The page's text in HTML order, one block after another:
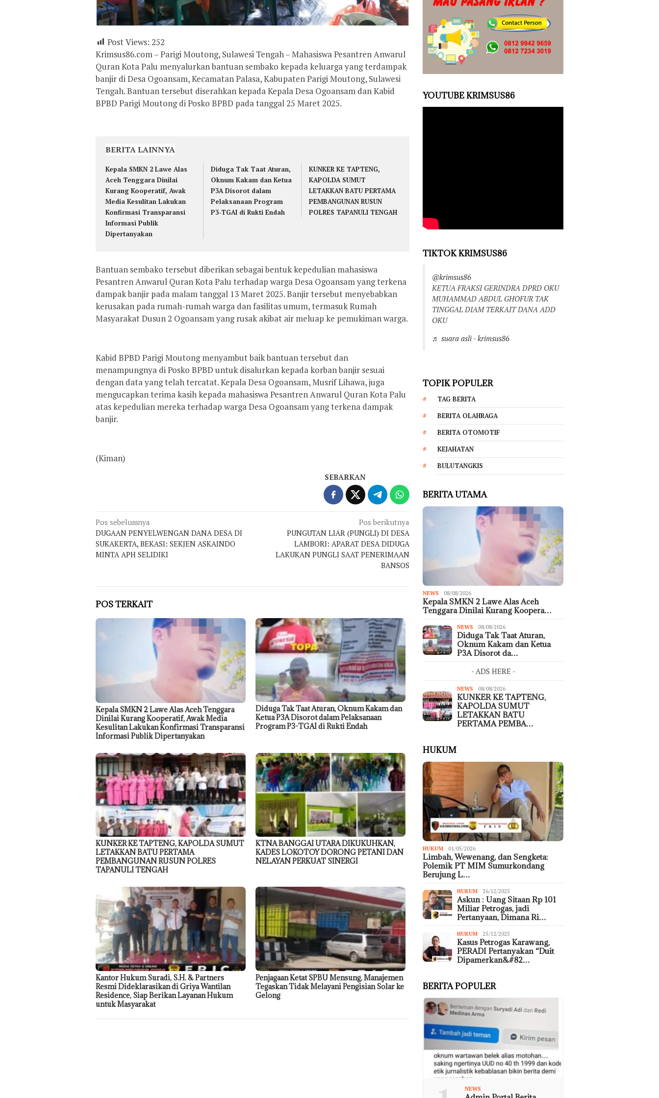
Post Views: 252
Krimsus86.com – Parigi Moutong, Sulawesi Tengah – Mahasiswa Pesantren Anwarul
Quran Kota Palu menyalurkan bantuan sembako kepada keluarga yang terdampak
banjir di Desa Ogoansam, Kecamatan Palasa, Kabupaten Parigi Moutong, Sulawesi
Tengah. Bantuan tersebut diserahkan kepada Kepala Desa Ogoansam dan Kabid
BPBD Parigi Moutong di Posko BPBD pada tanggal 25 Maret 2025.
BERITA LAINNYA
Kepala SMKN 2 Lawe Alas
Aceh Tenggara Dinilai
Kurang Kooperatif, Awak
Media Kesulitan Lakukan
Konfirmasi Transparansi
Informasi Publik
Dipertanyakan
Diduga Tak Taat Aturan,
Oknum Kakam dan Ketua
P3A Disorot dalam
Pelaksanaan Program
P3-TGAI di Rukti Endah
KUNKER KE TAPTENG,
KAPOLDA SUMUT
LETAKKAN BATU PERTAMA
PEMBANGUNAN RUSUN
POLRES TAPANULI TENGAH
Bantuan sembako tersebut diberikan sebagai bentuk kepedulian mahasiswa
Pesantren Anwarul Quran Kota Palu terhadap warga Desa Ogoansam yang terkena
dampak banjir pada malam tanggal 13 Maret 2025. Banjir tersebut menyebabkan
kerusakan pada rumah-rumah warga dan fasilitas umum, termasuk Rumah
Masyarakat Dusun 2 Ogoansam yang rusak akibat air meluap ke pemukiman warga.
Kabid BPBD Parigi Moutong menyambut baik bantuan tersebut dan
menampungnya di Posko BPBD untuk disalurkan kepada korban banjir sesuai
dengan data yang telah tercatat. Kepala Desa Ogoansam, Musrif Lihawa, juga
mengucapkan terima kasih kepada mahasiswa Pesantren Anwarul Quran Kota Palu
atas kepedulian mereka terhadap warga Desa Ogoansam yang terkena dampak
banjir.
(Kiman)
SEBARKAN
Navigasi
pos
Pos sebelumnya
DUGAAN PENYELWENGAN DANA DESA DI
SUKAKERTA, BEKASI: SEKJEN ASKAINDO
MINTA APH SELIDIKI
Pos berikutnya
PUNGUTAN LIAR (PUNGLI) DI DESA
LAMBORI: APARAT DESA DIDUGA
LAKUKAN PUNGLI SAAT PENERIMAAN
BANSOS
POS TERKAIT
Kepala SMKN 2 Lawe Alas Aceh Tenggara
Dinilai Kurang Kooperatif, Awak Media
Kesulitan Lakukan Konfirmasi Transparansi
Informasi Publik Dipertanyakan
Diduga Tak Taat Aturan, Oknum Kakam dan
Ketua P3A Disorot dalam Pelaksanaan
Program P3-TGAI di Rukti Endah
KUNKER KE TAPTENG, KAPOLDA SUMUT
LETAKKAN BATU PERTAMA
PEMBANGUNAN RUSUN POLRES
TAPANULI TENGAH
KTNA BANGGAI UTARA DIKUKUHKAN,
KADES LOKOTOY DORONG PETANI DAN
NELAYAN PERKUAT SINERGI
Kantor Hukum Suradi, S.H. & Partners
Resmi Dideklarasikan di Griya Wantilan
Residence, Siap Berikan Layanan Hukum
untuk Masyarakat
Penjagaan Ketat SPBU Mensung, Manajemen
Tegaskan Tidak Melayani Pengisian Solar ke
Gelong
YOUTUBE KRIMSUS86
TIKTOK KRIMSUS86
@krimsus86
KETUA FRAKSI GERINDRA DPRD OKU
MUHAMMAD ABDUL GHOFUR TAK
TINGGAL DIAM TERKAIT DANA ADD
OKU
♬ suara asli - krimsus86
TOPIK POPULER
TAG BERITA
BERITA OLAHRAGA
BERITA OTOMOTIF
KEJAHATAN
BULUTANGKIS
BERITA UTAMA
NEWS 08/08/2026
Kepala SMKN 2 Lawe Alas Aceh
Tenggara Dinilai Kurang Koopera…
NEWS 08/08/2026
Diduga Tak Taat Aturan,
Oknum Kakam dan Ketua
P3A Disorot da…
- ADS HERE -
NEWS 08/08/2026
KUNKER KE TAPTENG,
KAPOLDA SUMUT
LETAKKAN BATU
PERTAMA PEMBA…
HUKUM
HUKUM 01/05/2026
Limbah, Wewenang, dan Sengketa:
Polemik PT MIM Sumurkondang
Berujung L…
HUKUM 26/12/2025
Askun : Uang Sitaan Rp 101
Miliar Petrogas, jadi
Pertanyaan, Dimana Ri…
HUKUM 25/12/2025
Kasus Petrogas Karawang,
PERADI Pertanyakan “Duit
Dipamerkan&#82…
BERITA POPULER
NEWS